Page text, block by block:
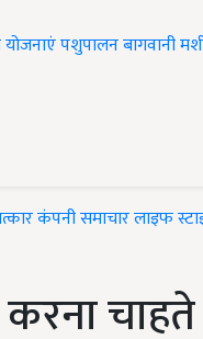
पशुपालनबागवानी
कंपनी समाचारलाइफ
चाहते